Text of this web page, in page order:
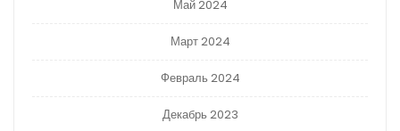
Май 2024
Март 2024
Февраль 2024
Декабрь 2023